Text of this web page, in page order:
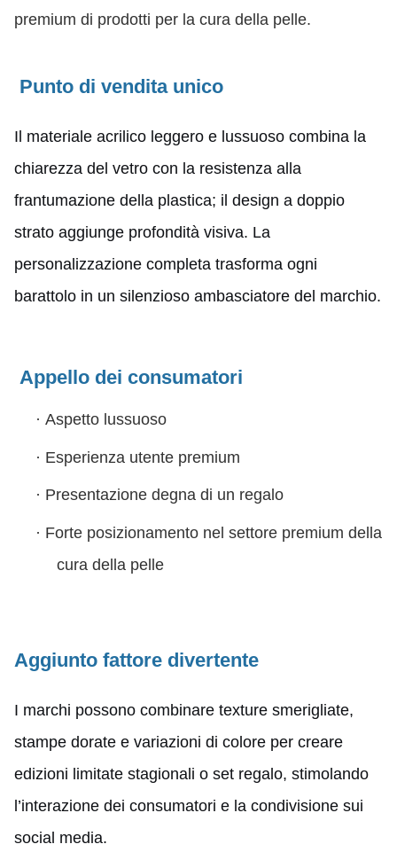
premium di prodotti per la cura della pelle.
Punto di vendita unico
Il materiale acrilico leggero e lussuoso combina la
chiarezza del vetro con la resistenza alla
frantumazione della plastica; il design a doppio
strato aggiunge profondità visiva. La
personalizzazione completa trasforma ogni
barattolo in un silenzioso ambasciatore del marchio.
Appello dei consumatori
· Aspetto lussuoso
· Esperienza utente premium
· Presentazione degna di un regalo
· Forte posizionamento nel settore premium della
cura della pelle
Aggiunto fattore divertente
I marchi possono combinare texture smerigliate,
stampe dorate e variazioni di colore per creare
edizioni limitate stagionali o set regalo, stimolando
l’interazione dei consumatori e la condivisione sui
social media.